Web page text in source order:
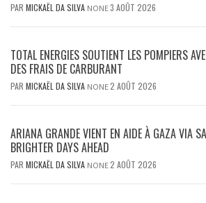
PAR MICKAËL DA SILVA NONE3 AOÛT 2026
TOTAL ENERGIES SOUTIENT LES POMPIERS
DES FRAIS DE CARBURANT
PAR MICKAËL DA SILVA NONE2 AOÛT 2026
ARIANA GRANDE VIENT EN AIDE À GAZA VIA
BRIGHTER DAYS AHEAD
PAR MICKAËL DA SILVA NONE2 AOÛT 2026